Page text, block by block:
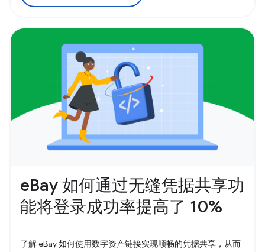
eBay 如何通过无缝凭据共享功
能将登录成功率提高了 10%
了解 eBay 如何使用数字资产链接实现顺畅的凭据共享，从而